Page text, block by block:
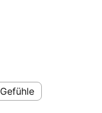
Gefühle